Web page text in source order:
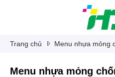
Trang chủ Menu nhựa mỏng
Menu nhựa mỏng